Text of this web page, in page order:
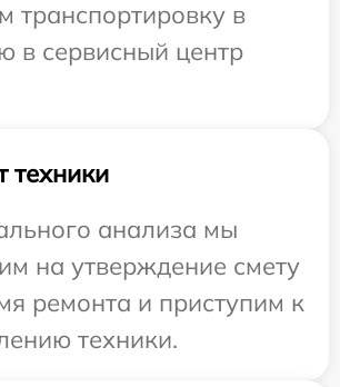
транспортировку в
в сервисный центр
техники
анализа мы
на утверждение смету
ремонта и приступим к
техники.